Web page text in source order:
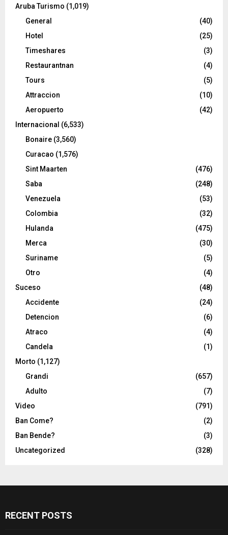
Aruba Turismo (1,019)
General
(40)
Hotel
(25)
Timeshares
(3)
Restaurantnan
(4)
Tours
(5)
Attraccion
(10)
Aeropuerto
(42)
Internacional (6,533)
Bonaire (3,560)
Curacao (1,576)
Sint Maarten
(476)
Saba
(248)
Venezuela
(53)
Colombia
(32)
Hulanda
(475)
Merca
(30)
Suriname
(5)
Otro
(4)
Suceso
(48)
Accidente
(24)
Detencion
(6)
Atraco
(4)
Candela
(1)
Morto (1,127)
Grandi
(657)
Adulto
(7)
Video
(791)
Ban Come?
(2)
Ban Bende?
(3)
Uncategorized
(328)
RECENT POSTS